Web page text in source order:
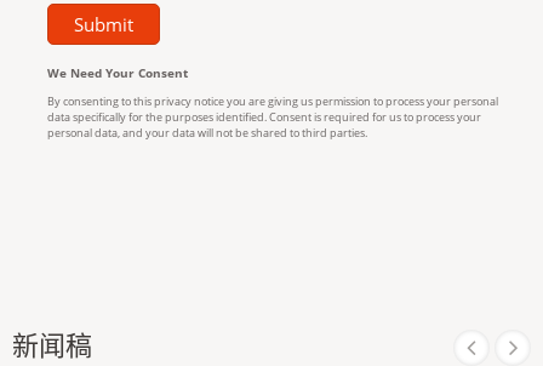
新闻稿